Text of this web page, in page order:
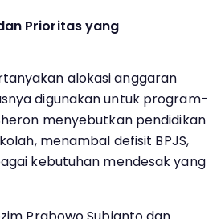
Prioritas yang
alokasi anggaran
digunakan untuk program-
menyebutkan pendidikan
menambal defisit BPJS,
kebutuhan mendesak yang